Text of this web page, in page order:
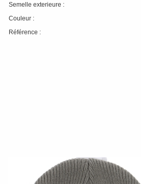
Semelle exterieure :
Couleur :
Référence :